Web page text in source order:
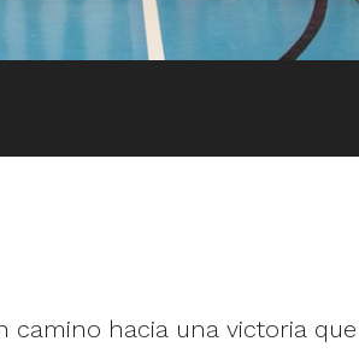
camino hacia una victoria